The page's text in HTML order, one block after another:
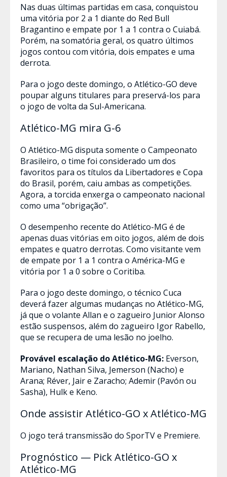
Nas duas últimas partidas em casa, conquistou
uma vitória por 2 a 1 diante do Red Bull
Bragantino e empate por 1 a 1 contra o Cuiabá.
Porém, na somatória geral, os quatro últimos
jogos contou com vitória, dois empates e uma
derrota.
Para o jogo deste domingo, o Atlético-GO deve
poupar alguns titulares para preservá-los para
o jogo de volta da Sul-Americana.
Atlético-MG mira G-6
O Atlético-MG disputa somente o Campeonato
Brasileiro, o time foi considerado um dos
favoritos para os títulos da Libertadores e Copa
do Brasil, porém, caiu ambas as competições.
Agora, a torcida enxerga o campeonato nacional
como uma “obrigação”.
O desempenho recente do Atlético-MG é de
apenas duas vitórias em oito jogos, além de dois
empates e quatro derrotas. Como visitante vem
de empate por 1 a 1 contra o América-MG e
vitória por 1 a 0 sobre o Coritiba.
Para o jogo deste domingo, o técnico Cuca
deverá fazer algumas mudanças no Atlético-MG,
já que o volante Allan e o zagueiro Junior Alonso
estão suspensos, além do zagueiro Igor Rabello,
que se recupera de uma lesão no joelho.
Provável escalação do Atlético-MG: Everson,
Mariano, Nathan Silva, Jemerson (Nacho) e
Arana; Réver, Jair e Zaracho; Ademir (Pavón ou
Sasha), Hulk e Keno.
Onde assistir Atlético-GO x Atlético-MG
O jogo terá transmissão do SporTV e Premiere.
Prognóstico — Pick Atlético-GO x
Atlético-MG